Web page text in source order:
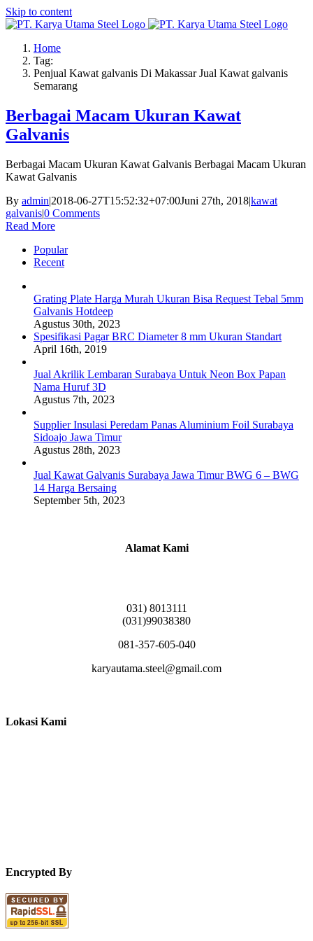
Skip to content
Home
Tag:
Penjual Kawat galvanis Di Makassar Jual Kawat galvanis
Semarang
Berbagai Macam Ukuran Kawat
Galvanis
Berbagai Macam Ukuran Kawat Galvanis Berbagai Macam Ukuran
Kawat Galvanis
By admin|2018-06-27T15:52:32+07:00Juni 27th, 2018|kawat
galvanis|0 Comments
Read More
Popular
Recent
Grating Plate Harga Murah Ukuran Bisa Request Tebal 5mm
Galvanis Hotdeep
Agustus 30th, 2023
Spesifikasi Pagar BRC Diameter 8 mm Ukuran Standart
April 16th, 2019
Jual Akrilik Lembaran Surabaya Untuk Neon Box Papan
Nama Huruf 3D
Agustus 7th, 2023
Supplier Insulasi Peredam Panas Aluminium Foil Surabaya
Sidoajo Jawa Timur
Agustus 28th, 2023
Jual Kawat Galvanis Surabaya Jawa Timur BWG 6 – BWG
14 Harga Bersaing
September 5th, 2023
Alamat Kami
031) 8013111
(031)99038380
081-357-605-040
karyautama.steel@gmail.com
Lokasi Kami
Encrypted By